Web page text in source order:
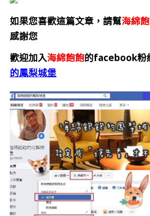
如果您喜歡這篇文章，請幫海綿
感謝您
歡迎加入海綿飽飽的facebook粉
的鳳梨城堡